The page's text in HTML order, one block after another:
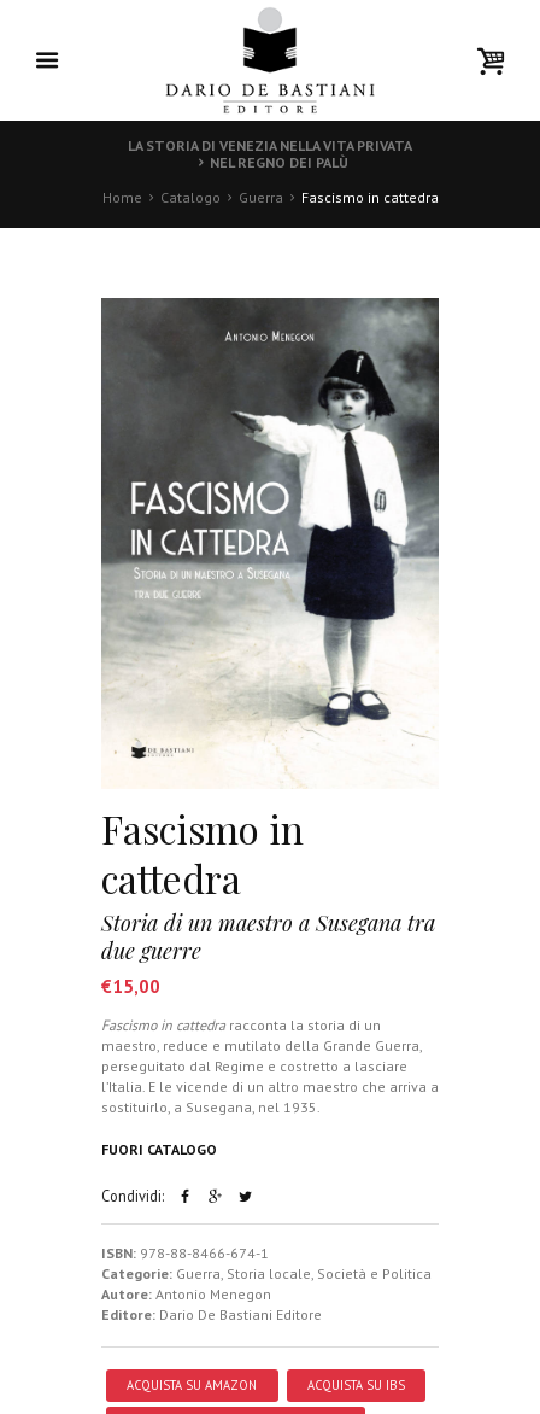
LA STORIA DI VENEZIA NELLA VITA PRIVATA
NEL REGNO DEI PALÙ
Home
Catalogo Guerra Fascismo in cattedra
Fascismo in
cattedra
Storia di un maestro a Susegana tra
due guerre
€15,00
Fascismo in cattedra racconta la storia di un
maestro, reduce e mutilato della Grande Guerra,
perseguitato dal Regime e costretto a lasciare
l’Italia. E le vicende di un altro maestro che arriva a
sostituirlo, a Susegana, nel 1935.
FUORI CATALOGO
Condividi:
ISBN: 978-88-8466-674-1
Categorie: Guerra, Storia locale, Società e Politica
Autore: Antonio Menegon
Editore: Dario De Bastiani Editore
ACQUISTA SU AMAZON ACQUISTA SU IBS